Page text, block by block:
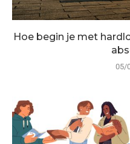
Hoe begin je met
05/